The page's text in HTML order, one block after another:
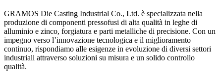
GRAMOS Die Casting Industrial Co., Ltd. è specializzata nella
produzione di componenti pressofusi di alta qualità in leghe di
alluminio e zinco, forgiatura e parti metalliche di precisione. Con un
impegno verso l’innovazione tecnologica e il miglioramento
continuo, rispondiamo alle esigenze in evoluzione di diversi settori
industriali attraverso soluzioni su misura e un solido controllo
qualità.